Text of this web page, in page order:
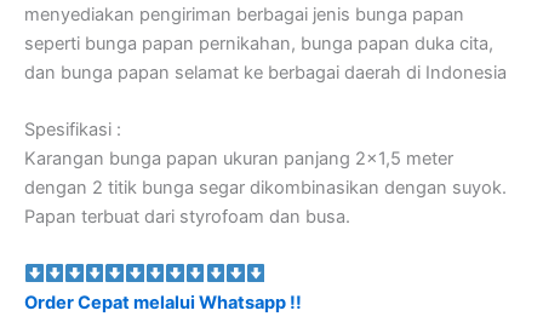
menyediakan pengiriman berbagai jenis bunga papan
seperti bunga papan pernikahan, bunga papan duka cita,
dan bunga papan selamat ke berbagai daerah di Indonesia
Spesifikasi :
Karangan bunga papan ukuran panjang 2×1,5 meter
dengan 2 titik bunga segar dikombinasikan dengan suyok.
Papan terbuat dari styrofoam dan busa.
Order Cepat melalui Whatsapp !!